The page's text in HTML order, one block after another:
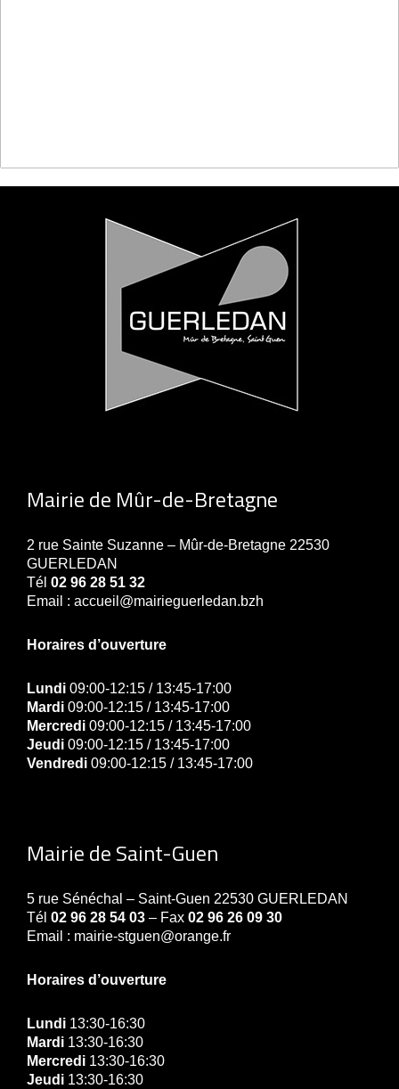
Mairie de Mûr-de-Bretagne
2 rue Sainte Suzanne – Mûr-de-Bretagne 22530
GUERLEDAN
Tél 02 96 28 51 32
Email : accueil@mairieguerledan.bzh
Horaires d’ouverture
Lundi 09:00-12:15 / 13:45-17:00
Mardi 09:00-12:15 / 13:45-17:00
Mercredi 09:00-12:15 / 13:45-17:00
Jeudi 09:00-12:15 / 13:45-17:00
Vendredi 09:00-12:15 / 13:45-17:00
Mairie de Saint-Guen
5 rue Sénéchal – Saint-Guen 22530 GUERLEDAN
Tél 02 96 28 54 03 – Fax 02 96 26 09 30
Email : mairie-stguen@orange.fr
Horaires d’ouverture
Lundi 13:30-16:30
Mardi 13:30-16:30
Mercredi 13:30-16:30
Jeudi 13:30-16:30